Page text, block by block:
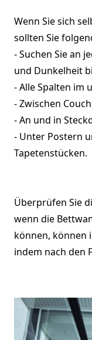
Wenn Sie sich
sollten Sie
- Suchen Sie an
und Dunkelheit
- Alle Spalten im
- Zwischen
- An und in
- Unter Postern
Tapetenstücken.
Überprüfen Sie
wenn die
können, können
indem nach den